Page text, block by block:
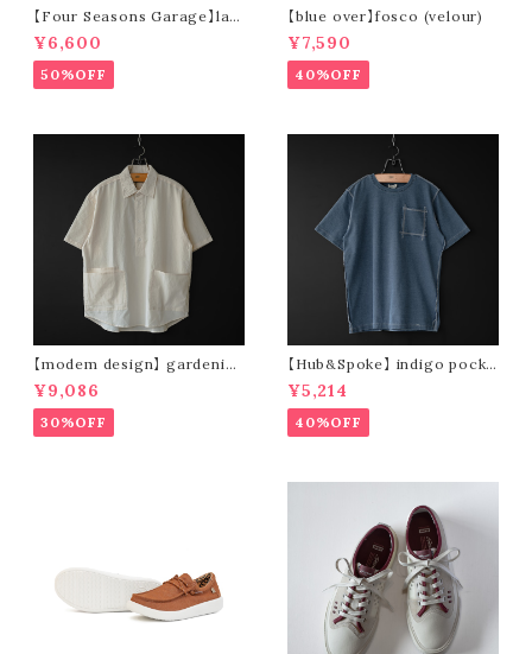
【Four Seasons Garage】lad
der stripe open collar s/s s
hirt (orange)
¥6,600
50%OFF
【blue over】fosco (velour)
¥7,590
40%OFF
【modem design】 gardenin
g s/s shirt (sand)
¥9,086
30%OFF
【Hub&Spoke】 indigo pocke
t t-shirt (light indigo)
¥5,214
40%OFF